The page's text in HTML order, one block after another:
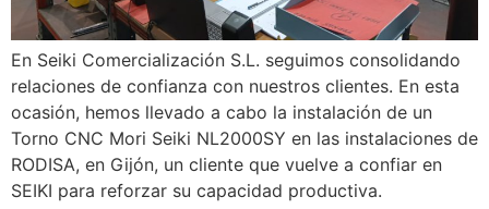
En Seiki Comercialización S.L. seguimos consolidando
relaciones de confianza con nuestros clientes. En esta
ocasión, hemos llevado a cabo la instalación de un
Torno CNC Mori Seiki NL2000SY en las instalaciones de
RODISA, en Gijón, un cliente que vuelve a confiar en
SEIKI para reforzar su capacidad productiva.